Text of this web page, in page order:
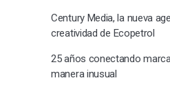
Century Media, la nueva
creatividad de Ecopetrol
25 años conectando
manera inusual